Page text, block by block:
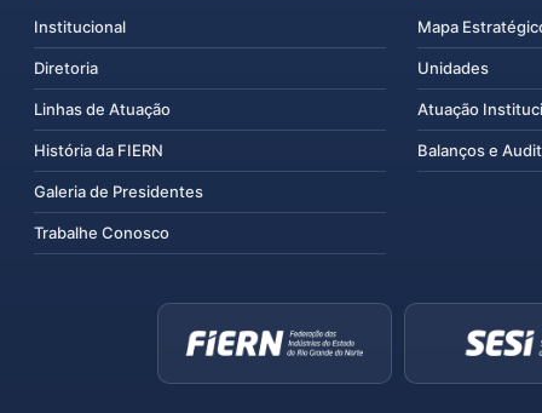
Institucional
Diretoria
Linhas de Atuação
História da FIERN
Galeria de Presidentes
Trabalhe Conosco
Mapa
Unidades
Atuação
Balanços e